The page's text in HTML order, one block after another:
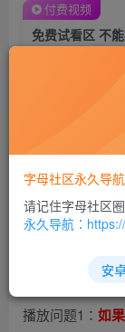
付费视频
免费试看区 不
要充值
关于播放不了
播放问题1： 如
字母社区永久导航
请记住字母社区
永久导航：
安